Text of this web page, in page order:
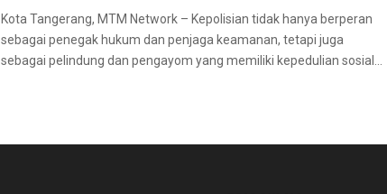
Kota Tangerang, MTM Network – Kepolisian tidak hanya berperan
sebagai penegak hukum dan penjaga keamanan, tetapi juga
sebagai pelindung dan pengayom yang memiliki kepedulian sosial...